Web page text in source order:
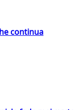
continua